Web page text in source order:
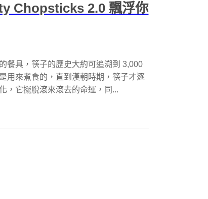
Chopsticks 2.0 飄浮你
餐具，筷子的歷史大約可追溯到 3,000
用來煮食的，直到漢朝時期，筷子才逐
，它擺脫滾來滾去的命運，同...